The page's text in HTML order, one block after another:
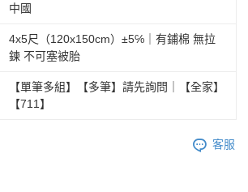
中國
4x5尺（120x150cm）±5℅｜有鋪棉 無拉
鍊 不可塞被胎
【單筆多組】【多筆】請先詢問｜【全家】
【711】
客服